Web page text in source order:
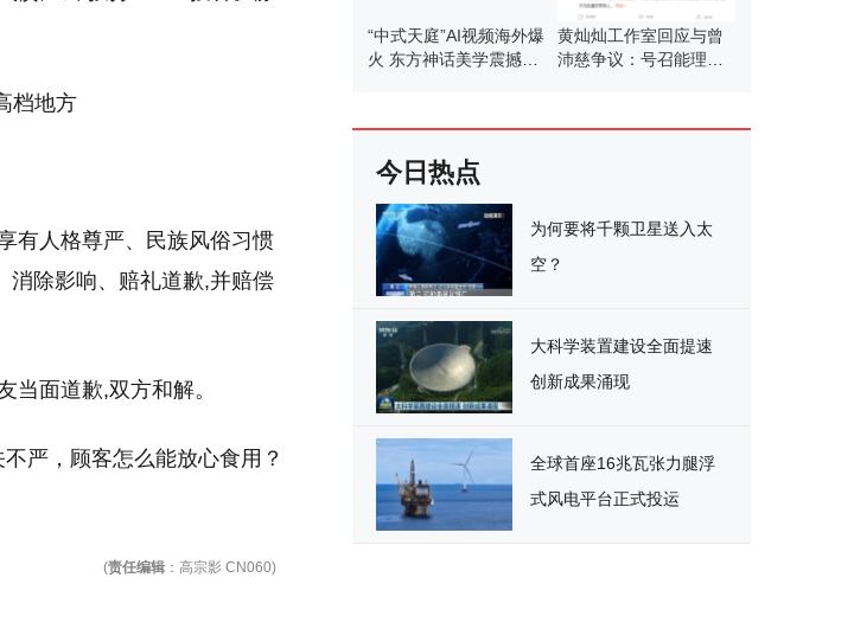
有人格尊严、民族风俗习惯
消除影响、赔礼道歉,并赔偿
当面道歉,双方和解。
严，顾客怎么能放心食用？
(责任编辑 ：高宗影 CN060)
“中式天庭”AI视频海外爆
火 东方神话美学震撼全
黄灿灿工作室回应与曾
沛慈争议：号召能理智
今日热点
为何要将千颗卫星送入太
空？
大科学装置建设全面提速
创新成果涌现
全球首座16兆瓦张力腿浮
式风电平台正式投运